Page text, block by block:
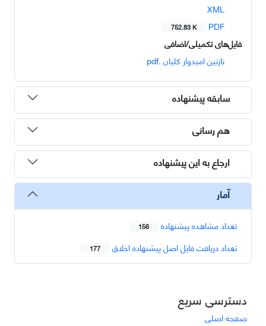
XML
PDF
752.83 K
فایل‌های تکمیلی/اضافی
نازنین امیدوار کلیان .pdf
سابقه پیشنهاده
هم رسانی
ارجاع به این پیشنهاده
آمار
تعداد مشاهده پیشنهاده 156
تعداد دریافت فایل اصل پیشنهاده اخلاق 177
دسترسی سریع
صفحه اصلی